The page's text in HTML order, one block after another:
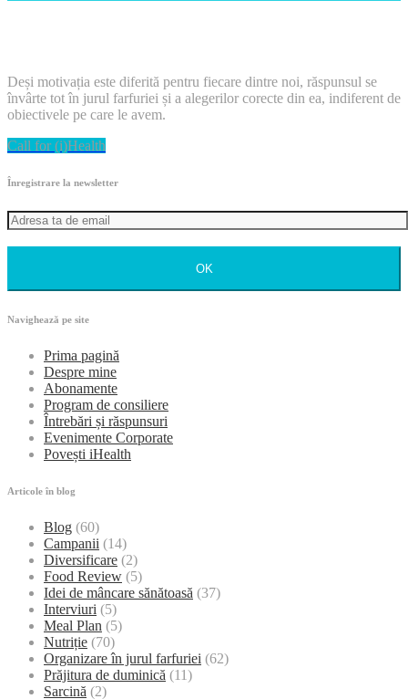
Deși motivația este diferită pentru fiecare dintre noi, răspunsul se
învârte tot în jurul farfuriei și a alegerilor corecte din ea, indiferent de
obiectivele pe care le avem.
Call for (i)Health
Înregistrare la newsletter
OK
Navighează pe site
Prima pagină
Despre mine
Abonamente
Program de consiliere
Întrebări și răspunsuri
Evenimente Corporate
Povești iHealth
Articole în blog
Blog (60)
Campanii (14)
Diversificare (2)
Food Review (5)
Idei de mâncare sănătoasă (37)
Interviuri (5)
Meal Plan (5)
Nutriție (70)
Organizare în jurul farfuriei (62)
Prăjitura de duminică (11)
Sarcină (2)